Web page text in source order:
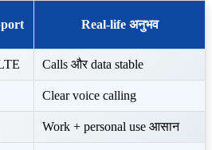
Real-life अनुभव
Calls और data stable
Clear voice calling
Work + personal use आसान